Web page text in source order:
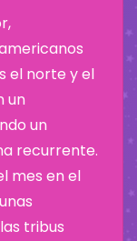
el norte y el
un
un
recurrente.
mes en el
tribus